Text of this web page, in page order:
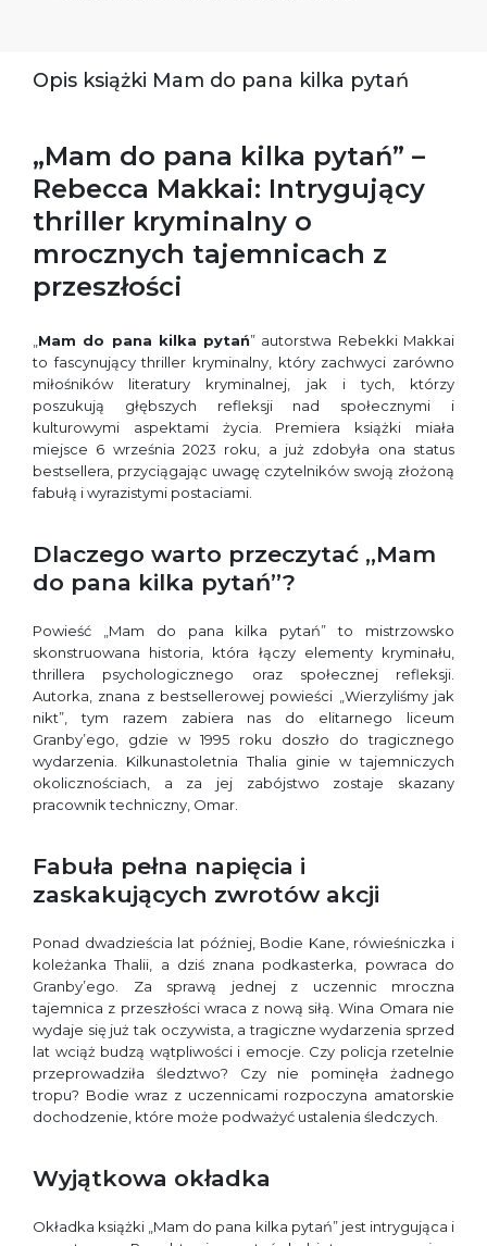
Opis książki Mam do pana kilka pytań
„Mam do pana kilka pytań” –
Rebecca Makkai: Intrygujący
thriller kryminalny o
mrocznych tajemnicach z
przeszłości
Mam do pana kilka pytań” autorstwa Rebekki Makkai
to fascynujący thriller kryminalny, który zachwyci zarówno
miłośników literatury kryminalnej, jak i tych, którzy
poszukują głębszych refleksji nad społecznymi i
kulturowymi aspektami życia. Premiera książki miała
miejsce 6 września 2023 roku, a już zdobyła ona status
bestsellera, przyciągając uwagę czytelników swoją złożoną
fabułą i wyrazistymi postaciami.
Dlaczego warto przeczytać „Mam
do pana kilka pytań”?
Powieść „Mam do pana kilka pytań” to mistrzowsko
skonstruowana historia, która łączy elementy kryminału,
thrillera psychologicznego oraz społecznej refleksji.
Autorka, znana z bestsellerowej powieści „Wierzyliśmy jak
nikt”, tym razem zabiera nas do elitarnego liceum
Granby’ego, gdzie w 1995 roku doszło do tragicznego
wydarzenia. Kilkunastoletnia Thalia ginie w tajemniczych
okolicznościach, a za jej zabójstwo zostaje skazany
pracownik techniczny, Omar.
Fabuła pełna napięcia i
zaskakujących zwrotów akcji
Ponad dwadzieścia lat później, Bodie Kane, rówieśniczka i
koleżanka Thalii, a dziś znana podkasterka, powraca do
Granby’ego. Za sprawą jednej z uczennic mroczna
tajemnica z przeszłości wraca z nową siłą. Wina Omara nie
wydaje się już tak oczywista, a tragiczne wydarzenia sprzed
lat wciąż budzą wątpliwości i emocje. Czy policja rzetelnie
przeprowadziła śledztwo? Czy nie pominęła żadnego
tropu? Bodie wraz z uczennicami rozpoczyna amatorskie
dochodzenie, które może podważyć ustalenia śledczych.
Wyjątkowa okładka
Okładka książki „Mam do pana kilka pytań” jest intrygująca i